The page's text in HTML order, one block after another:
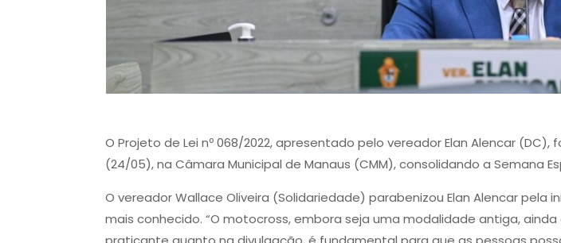
O Projeto de Lei nº 068/2022, apresentado pelo vereador Elan Alencar
(24/05), na Câmara Municipal de Manaus (CMM), consolidando a Semana
O vereador Wallace Oliveira (Solidariedade) parabenizou Elan Alencar
mais conhecido. “O motocross, embora seja uma modalidade antiga,